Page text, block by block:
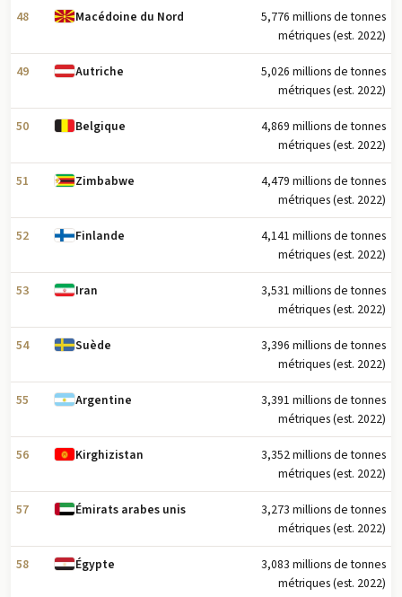
48 Macédoine du Nord
5,776 millions de tonnes
métriques (est. 2022)
49 Autriche
5,026 millions de tonnes
métriques (est. 2022)
50 Belgique
4,869 millions de tonnes
métriques (est. 2022)
51 Zimbabwe
4,479 millions de tonnes
métriques (est. 2022)
52 Finlande
4,141 millions de tonnes
métriques (est. 2022)
53 Iran
3,531 millions de tonnes
métriques (est. 2022)
54 Suède
3,396 millions de tonnes
métriques (est. 2022)
55 Argentine
3,391 millions de tonnes
métriques (est. 2022)
56 Kirghizistan
3,352 millions de tonnes
métriques (est. 2022)
57 Émirats arabes unis
3,273 millions de tonnes
métriques (est. 2022)
58 Égypte
3,083 millions de tonnes
métriques (est. 2022)